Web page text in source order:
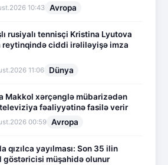
10:43 Avropa
rusiyalı tennisçi Kristina Lyutova
reytinqində ciddi irəliləyişə imza
11:06 Dünya
Makkol xərçənglə mübarizədən
fəaliyyətinə fasilə verir
00:59 Avropa
qızılca yayılması: Son 35 ilin
göstəricisi müşahidə olunur